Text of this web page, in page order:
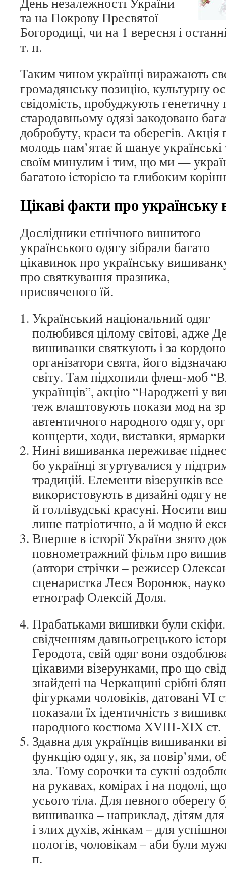
та на Покрову Пресвятої
Богородиці, чи на 1 вересня і
т. п.
Таким чином українці виражають
громадянську позицію, культурну
свідомість, пробуджують генетичну
стародавньому одязі закодовано
добробуту, краси та оберегів.
молодь пам’ятає й шанує
своїм минулим і тим, що ми —
багатою історією та глибоким
Цікаві факти про
Дослідники етнічного вишитого
українського одягу зібрали багато
цікавинок про українську
про святкування празника,
присвяченого їй.
Український національний одяг
полюбився цілому світові, адже
вишиванки святкують і за
організатори свята, його
світу. Там підхопили флеш-моб
українців”, акцію “Народжені у
теж влаштовують покази мод на
автентичного народного одягу,
концерти, ходи, виставки,
Нині вишиванка переживає
бо українці згуртувалися у
традицій. Елементи візерунків
використовують в дизайні одягу
й голлівудські красуні. Носити
лише патріотично, а й модно й
Вперше в історії України знято
повнометражний фільм про
(автори стрічки – режисер
сценаристка Леся Воронюк,
етнограф Олексій Доля.
Прабатьками вишивки були
свідченням давньогрецького
Геродота, свій одяг вони
цікавими візерунками, про що
знайдені на Черкащині срібні
фігурками чоловіків, датовані VІ
показали їх ідентичність з
народного костюма XVІІІ-XІX ст.
Здавна для українців вишиванки
функцію одягу, як, за повір’ями,
зла. Тому сорочки та сукні
на рукавах, комірах і на подолі,
усього тіла. Для певного оберегу
вишиванка – наприклад, дітям для
і злих духів, жінкам – для
пологів, чоловікам – аби були
п.